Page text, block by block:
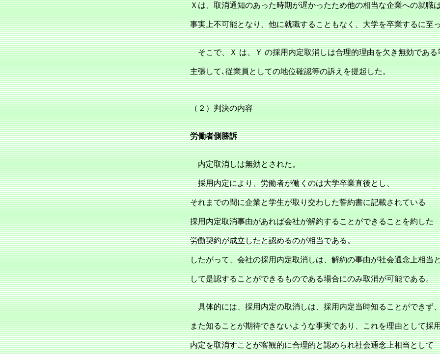
Ｘは、取消通知のあった時期が遅かったため他の相当な企業への就職
事実上不可能となり、他に就職することもなく、大学を卒業するに至
そこで、Ｘ は、Ｙ の採用内定取消しは合理的理由を欠き無効である
主張して､従業員としての地位確認等の訴えを提起した。
（２）判決の内容
労働者側勝訴
内定取消しは無効とされた。
採用内定により、労働者が働くのは大学卒業直後とし、
それまでの間に企業と学生が取り交わした誓約書に記載されている
採用内定取消事由があれば会社が解約することができることを約した
労働契約が成立したと認めるのが相当である。
したがって、会社の採用内定取消しは、解約の事由が社会通念上相当
して是認することができるものである場合にのみ取消が可能である。
具体的には、採用内定の取消しは、採用内定当時知ることができず
また知ることが期待できないような事実であり、これを理由として採
内定を取消すことが客観的に合理的と認められ社会通念上相当として